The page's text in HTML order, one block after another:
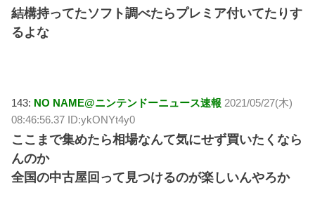
結構持ってたソフト調べたらプレミア付いてたりす
るよな
143: NO NAME@ニンテンドーニュース速報 2021/05/27(木)
08:46:56.37 ID:ykONYt4y0
ここまで集めたら相場なんて気にせず買いたくなら
んのか
全国の中古屋回って見つけるのが楽しいんやろか